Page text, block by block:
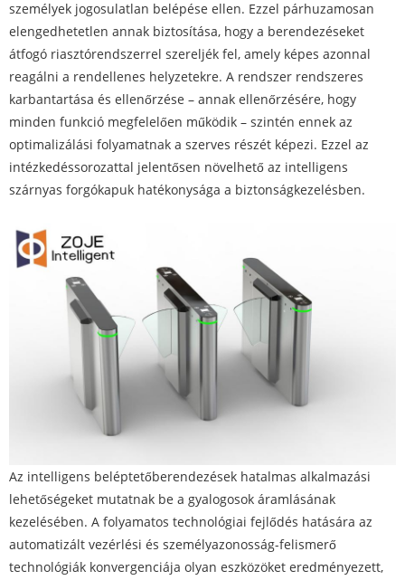
személyek jogosulatlan belépése ellen. Ezzel párhuzamosan
elengedhetetlen annak biztosítása, hogy a berendezéseket
átfogó riasztórendszerrel szereljék fel, amely képes azonnal
reagálni a rendellenes helyzetekre. A rendszer rendszeres
karbantartása és ellenőrzése – annak ellenőrzésére, hogy
minden funkció megfelelően működik – szintén ennek az
optimalizálási folyamatnak a szerves részét képezi. Ezzel az
intézkedéssorozattal jelentősen növelhető az intelligens
szárnyas forgókapuk hatékonysága a biztonságkezelésben.
Az intelligens beléptetőberendezések hatalmas alkalmazási
lehetőségeket mutatnak be a gyalogosok áramlásának
kezelésében. A folyamatos technológiai fejlődés hatására az
automatizált vezérlési és személyazonosság-felismerő
technológiák konvergenciája olyan eszközöket eredményezett,